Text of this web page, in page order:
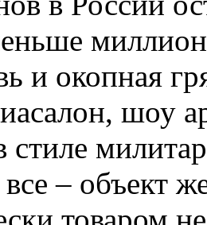
и окопная
шоу
стиле
– объект